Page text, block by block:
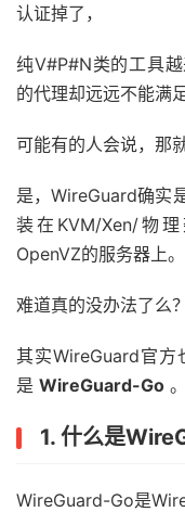
认证掉了，
纯V#P#N类的工具
的代理却远远不能满
可能有的人会说，那
是，WireGuard确实
装在KVM/Xen/物
OpenVZ的服务器上。
难道真的没办法了么？
其实WireGuard官方
是 WireGuard-Go 。
1. 什么是
WireGuard-Go是